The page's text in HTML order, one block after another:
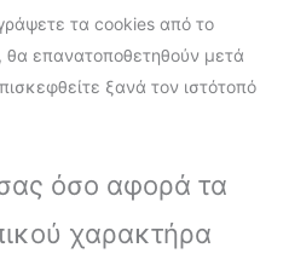
τα cookies από το
επανατοποθετηθούν μετά
ξανά τον ιστότοπό
όσο αφορά τα
χαρακτήρα